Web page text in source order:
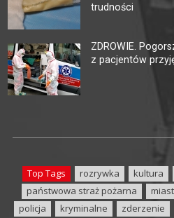
trudności
ZDROWIE.
z pacjentów
Top Tags rozrywka kultura
państwowa straż pożarna
policja
kryminalne zderzenie